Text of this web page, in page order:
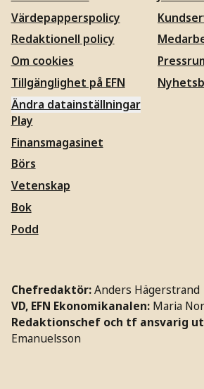
Värdepapperspolicy
Redaktionell policy
Om cookies
Tillgänglighet på EFN
Ändra datainställningar
Play
Finansmagasinet
Börs
Vetenskap
Bok
Podd
Chefredaktör:Anders Hägerstrand
VD, EFN Ekonomikanalen: Maria
Redaktionschef och tf ansvarig
Emanuelsson